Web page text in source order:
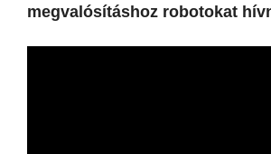
megvalósításhoz robotokat